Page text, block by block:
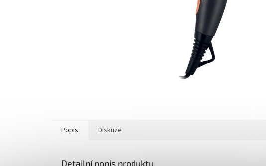
Popis Diskuze
Detailní popis produktu